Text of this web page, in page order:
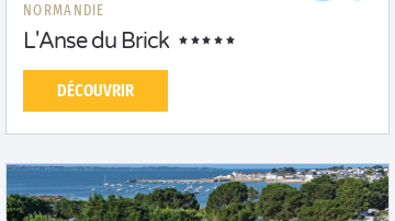
NORMANDIE
L'Anse du Brick
DÉCOUVRIR